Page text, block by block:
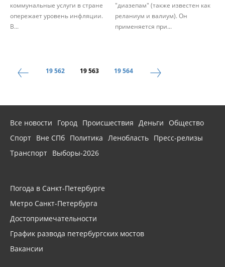
коммунальные услуги в стране
опережает уровень инфляции.
В...
"диазепам" (также известен как
реланиум и валиум). Он
применяется при...
19 562 19 563 19 564
Все новости Город Происшествия Деньги
Общество
Спорт Вне СПб Политика Ленобласть Пресс-релизы
Транспорт Выборы-2026
Погода в Санкт-Петербурге
Метро Санкт-Петербурга
Достопримечательности
График развода петербургских мостов
Вакансии